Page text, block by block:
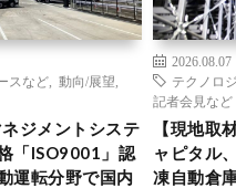
スなど
動向/展望
ジメントシステ
「ISO9001」認
運転分野で国内
2026.08.07
テクノロ
記者会見など
【現地取
ャピタル
凍自動倉